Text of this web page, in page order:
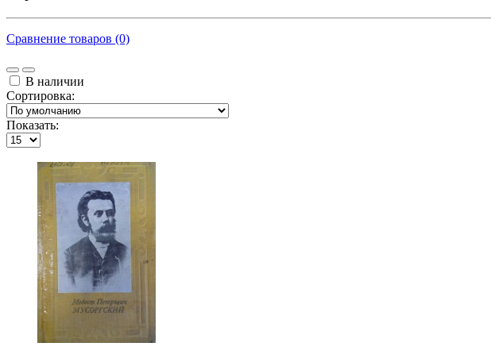
Сравнение товаров (0)
В наличии
Сортировка:
Показать: